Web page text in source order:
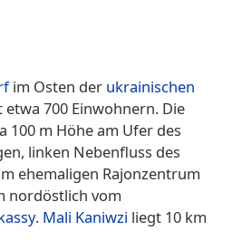
im Osten der ukrainischen
700 Einwohnern. Die
100 m Höhe am Ufer des
linken Nebenfluss des
ehemaligen Rajonzentrum
nordöstlich vom
. Mali Kaniwzi liegt 10 km